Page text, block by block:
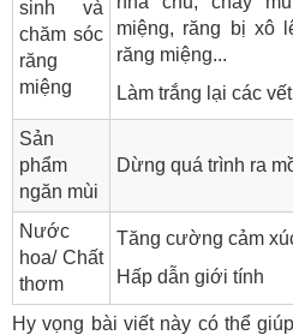
sinh và
chăm sóc
răng
miệng
miệng, răng bị xô
răng miệng...
Làm trắng lại các
Sản
phẩm
ngăn mùi
Dừng quá trình ra
Nước
hoa/ Chất
thơm
Tăng cường cảm
Hấp dẫn giới tính
Hy vọng bài viết này có thể